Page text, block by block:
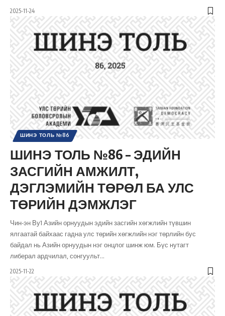
2025-11-24
ШИНЭ ТОЛЬ №86
ШИНЭ ТОЛЬ №86 – ЭДИЙН
ЗАСГИЙН АМЖИЛТ,
ДЭГЛЭМИЙН ТӨРӨЛ БА УЛС
ТӨРИЙН ДЭМЖЛЭГ
Чин-эн Ву1 Азийн орнуудын эдийн засгийн хөгжлийн түвшин
ялгаатай байхаас гадна улс төрийн хөгжлийн нэг төрлийн бус
байдал нь Азийн орнуудын нэг онцлог шинж юм. Бүс нутагт
либерал ардчилал, сонгуульт…
2025-11-22